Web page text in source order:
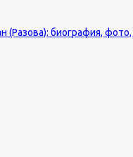
(Разова): биография, фото,